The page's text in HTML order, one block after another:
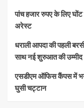
पांच हजार रुपए के लिए घोंट
अरेस्ट
धराली आपदा की पहली
साथ नई शुरुआत की उम्मीद
एसडीएम ऑफिस कैंपस में
घुसी चट्टान